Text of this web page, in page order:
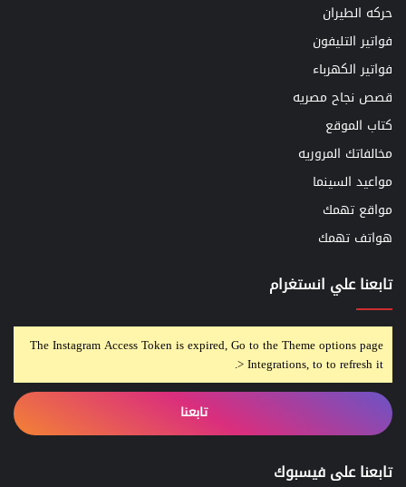
حركه الطيران
فواتير التليفون
فواتير الكهرباء
قصص نجاح مصريه
كتاب الموقع
مخالفاتك المروريه
مواعيد السينما
مواقع تهمك
هواتف تهمك
تابعنا علي انستغرام
The Instagram Access Token is expired, Go to the Theme options page
> Integrations, to to refresh it.
تابعنا
تابعنا على فيسبوك